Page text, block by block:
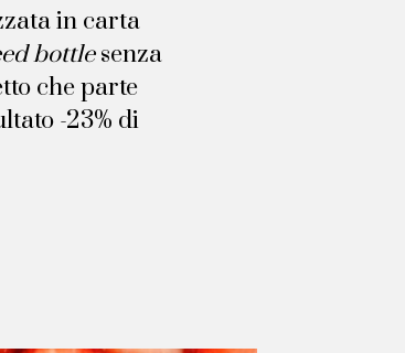
in carta
bottlesenza
che parte
-23% di